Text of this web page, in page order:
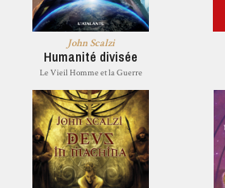
John Scalzi
Humanité divisée
Le Vieil Homme et la Guerre